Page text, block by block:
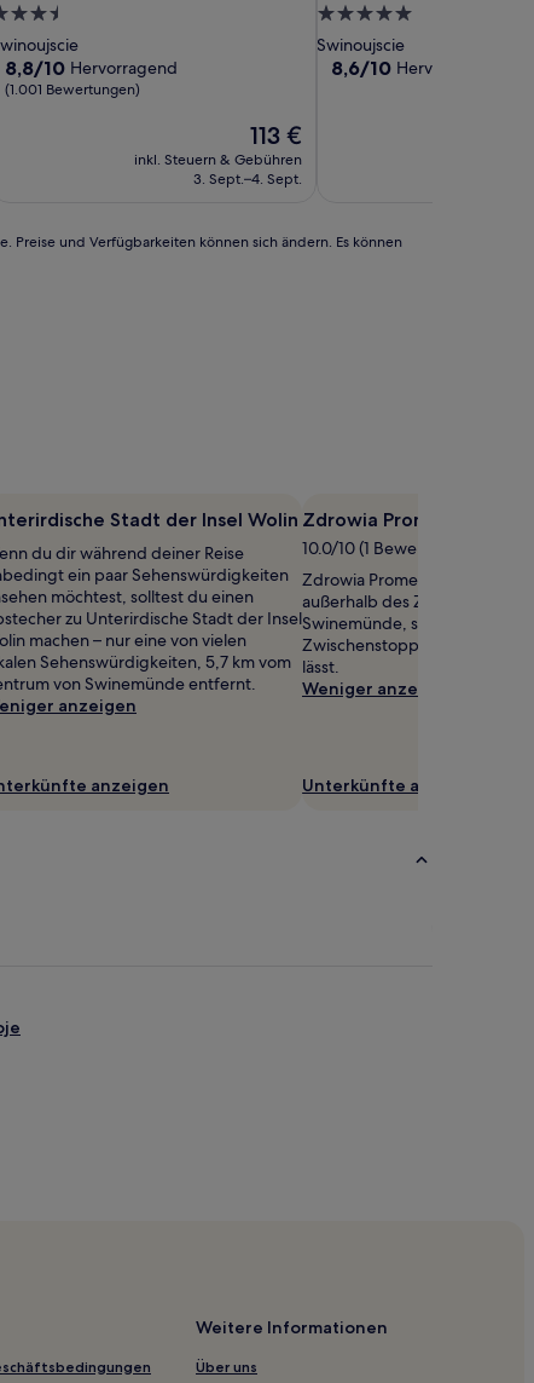
Unterkunft
8.8
von
8,8/10 Hervorragend
(1.001 Bewertungen)
Der
Preis
beträgt
113 €
inkl. Steuern & Gebühren
3. Sept.–4. Sept.
5.0-
Sterne-
Unterkunft
Swinoujscie
8.6
8,6/10 Hervorragend
und Verfügbarkeiten können sich ändern. Es können
Stadt der Insel Wolin
du dir während deiner Reise
ein paar Sehenswürdigkeiten
möchtest, solltest du einen
zu Unterirdische Stadt der Insel
machen – nur eine von vielen
Sehenswürdigkeiten, 5,7 km vom
von Swinemünde entfernt.
anzeigen
anzeigen
Zdrowia Promenade
10.0/10 (1 Bewertung)
Zdrowia Promenade befindet
außerhalb des Zentrums von
Swinemünde, sodass sich ein
Zwischenstopp problemlos
lässt.
Weniger anzeigen
Unterkünfte anzeigen
Weitere Informationen
Über uns